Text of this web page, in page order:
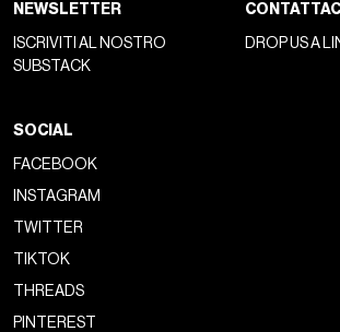
NEWSLETTER
ISCRIVITI AL NOSTRO
SUBSTACK
CONTATTACI
DROP US A
SOCIAL
FACEBOOK
INSTAGRAM
TWITTER
TIKTOK
THREADS
PINTEREST